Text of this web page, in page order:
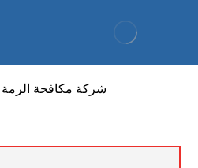
شركة مكافحة